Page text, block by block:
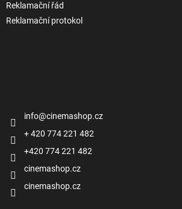
Reklamační řád
Reklamační protokol
info@cinemashop.cz
+ 420 774 221 482
+420 774 221 482
cinemashop.cz
cinemashop.cz